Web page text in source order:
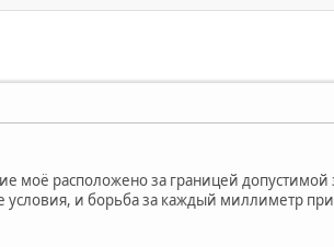
моё расположено за границей
условия, и борьба за каждый миллиметр